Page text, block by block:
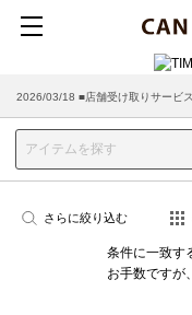
2026/03/18 ■店舗受け取りサービ
さらに絞り込む
条件に一致す
お手数ですが